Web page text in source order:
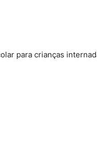
para crianças